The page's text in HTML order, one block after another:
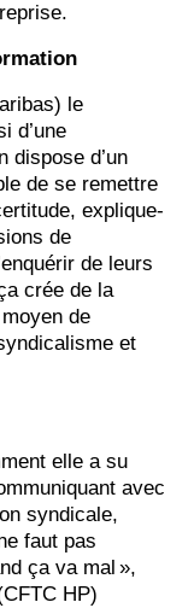
le
d’une
dispose d’un
de se remettre
explique-
de
de leurs
crée de la
de
et
elle a su
avec
syndicale,
faut pas
ça va mal »,
HP)